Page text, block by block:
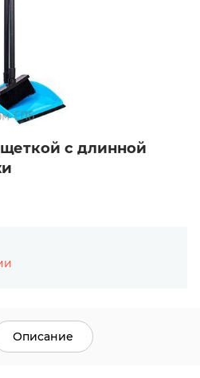
с длинной
Описание